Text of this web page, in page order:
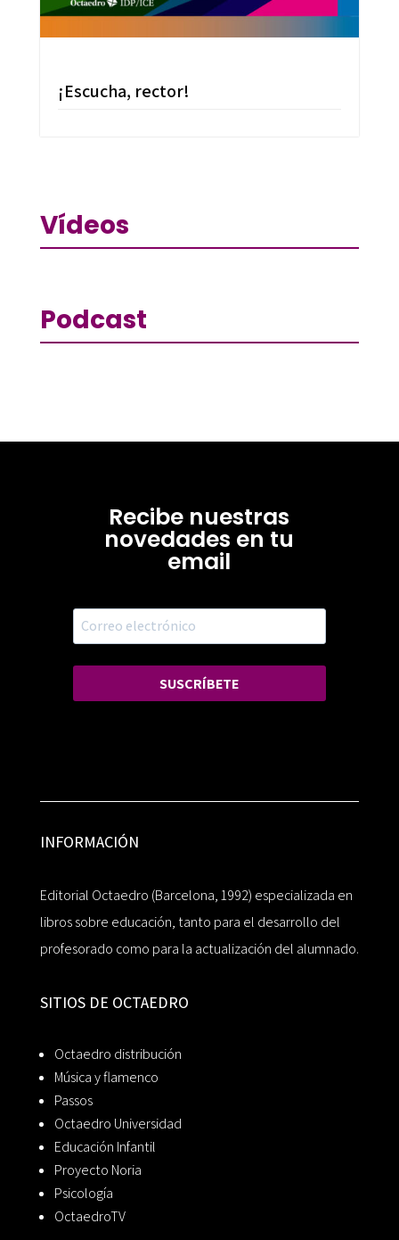
¡Escucha, rector!
Vídeos
Podcast
Recibe nuestras
novedades en tu
email
SUSCRÍBETE
INFORMACIÓN
Editorial Octaedro (Barcelona, 1992) especializada en
libros sobre educación, tanto para el desarrollo del
profesorado como para la actualización del alumnado.
SITIOS DE OCTAEDRO
Octaedro distribución
Música y flamenco
Passos
Octaedro Universidad
Educación Infantil
Proyecto Noria
Psicología
OctaedroTV